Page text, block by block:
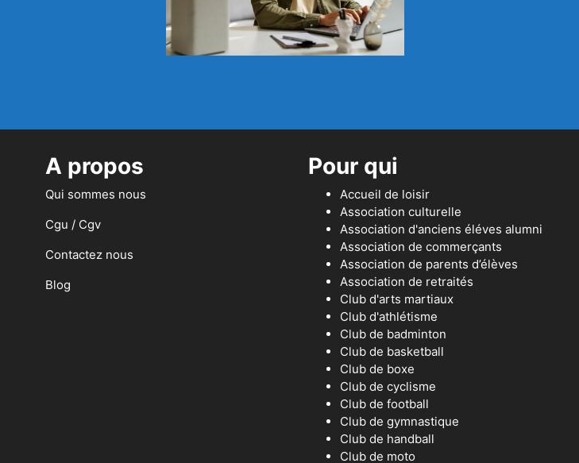
A propos
Qui sommes nous
Cgu / Cgv
Contactez nous
Blog
Pour qui
Accueil de loisir
Association culturelle
Association d'anciens éléves alumni
Association de commerçants
Association de parents d’élèves
Association de retraités
Club d'arts martiaux
Club d'athlétisme
Club de badminton
Club de basketball
Club de boxe
Club de cyclisme
Club de football
Club de gymnastique
Club de handball
Club de moto